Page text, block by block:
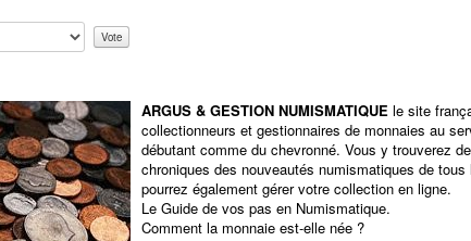
ARGUS & GESTION NUMISMATIQUE le site
collectionneurs et gestionnaires de monnaies au
débutant comme du chevronné. Vous y trouverez
chroniques des nouveautés numismatiques de
pourrez également gérer votre collection en ligne.
Le Guide de vos pas en Numismatique.
Comment la monnaie est-elle née ?